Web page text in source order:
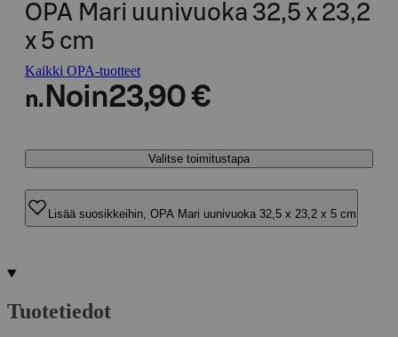
OPA Mari uunivuoka 32,5 x 23,2
x 5 cm
Kaikki OPA-tuotteet
n. Noin23,90 €
Valitse toimitustapa
Lisää suosikkeihin, OPA Mari uunivuoka 32,5 x 23,2 x 5 cm
Tuotetiedot